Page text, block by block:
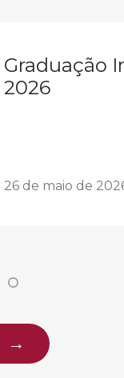
Graduação
2026
26 de maio de